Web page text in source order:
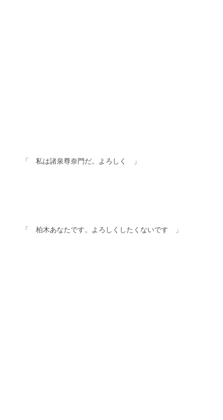
「　私は諸泉尊奈門だ。よろしく　」
「　柏木あなたです。よろしくしたくないです　」